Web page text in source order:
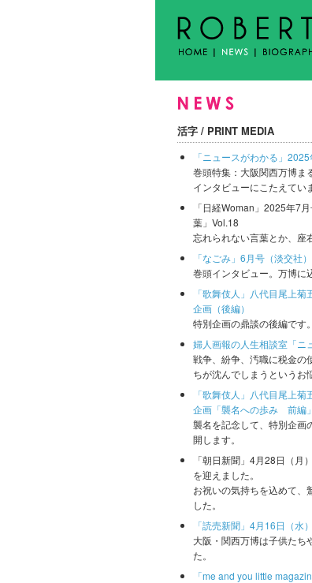
活字 / PRINT MEDIA
「ニュースがわかる」
巻頭特集：大阪関西万博ま
インタビューにこたえてい
「日経Woman」2025年7
葉」Vol.18
忘れられない言葉とか、座
「なごみ」6月号（淡交社
巻頭インタビュー。万博に
「歌舞伎人」八代目尾上
企画（後編）
特別企画の鼎談の後編です。
婦人画報の人生相談室「ニ
戦争、紛争、汚職に税金
ちが沈んでしまうというお
「歌舞伎人」八代目尾上
企画「襲名への歩み 前編」
襲名を記念して、特別企画
開します。
「朝日新聞」4月28日（
を迎えました。
お祝いの気持ちを込めて、
した。
「読売新聞」4月16日（水
大阪・関西万博は子供たち
た。
「me and you little